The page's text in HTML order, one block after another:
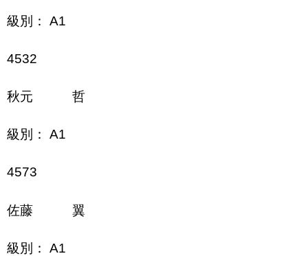
級別： A1
4532
秋元 哲
級別： A1
4573
佐藤 翼
級別： A1